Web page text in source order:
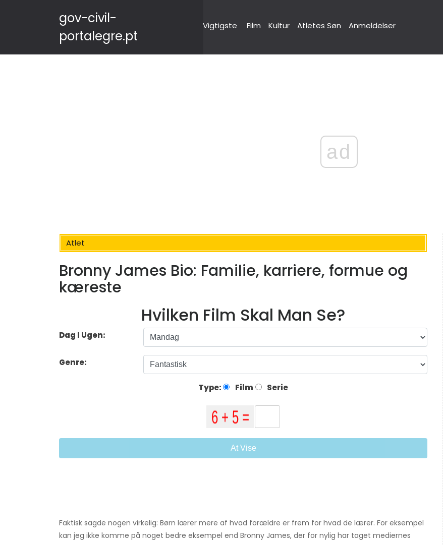
gov-civil-
portalegre.pt
Vigtigste Film Kultur Atletes Søn Anmeldelser
ad
Atlet
Bronny James Bio: Familie, karriere, formue og
kæreste
Hvilken Film Skal Man Se?
Dag I Ugen:
Genre:
Type: Film Serie
At Vise
Faktisk sagde nogen virkelig: Børn lærer mere af hvad forældre er frem for hvad de lærer. For eksempel
kan jeg ikke komme på noget bedre eksempel end Bronny James, der for nylig har taget mediernes